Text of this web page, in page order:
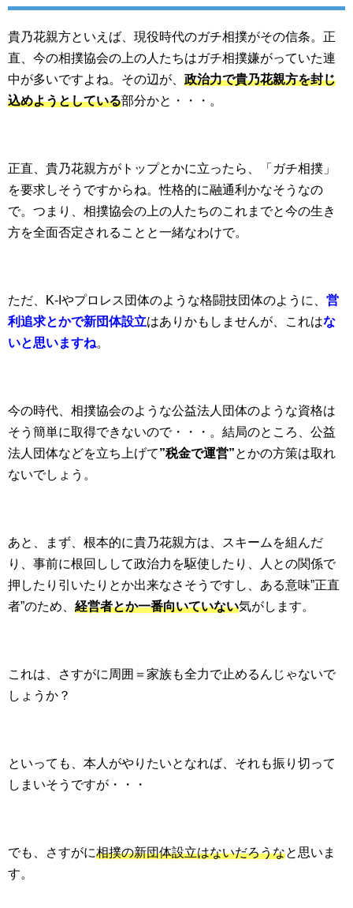
貴乃花親方といえば、現役時代のガチ相撲がその信条。正
直、今の相撲協会の上の人たちはガチ相撲嫌がっていた連
中が多いですよね。その辺が、 政治力で貴乃花親方を封じ
込めようとしている部分かと・・・。
正直、貴乃花親方がトップとかに立ったら、「ガチ相撲」
を要求しそうですからね。性格的に融通利かなそうなの
で。つまり、相撲協会の上の人たちのこれまでと今の生き
方を全面否定されることと一緒なわけで。
ただ、K-Iやプロレス団体のような格闘技団体のように、 営
利追求とかで新団体設立はありかもしませんが、これはな
いと思いますね。
今の時代、相撲協会のような公益法人団体のような資格は
そう簡単に取得できないので・・・。結局のところ、公益
法人団体などを立ち上げて”税金で運営”とかの方策は取れ
ないでしょう。
あと、まず、根本的に貴乃花親方は、スキームを組んだ
り、事前に根回しして政治力を駆使したり、人との関係で
押したり引いたりとか出来なさそうですし、ある意味”正直
者”のため、 経営者とか一番向いていない気がします。
これは、さすがに周囲＝家族も全力で止めるんじゃないで
しょうか？
といっても、本人がやりたいとなれば、それも振り切って
しまいそうですが・・・
でも、さすがに相撲の新団体設立はないだろうなと思いま
す。